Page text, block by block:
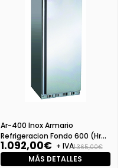
Ar-400 Inox Armario
Refrigeracion Fondo 600 (Hr
400 S/S)
1.092,00€ + IVA1.365,00€
MÁS DETALLES